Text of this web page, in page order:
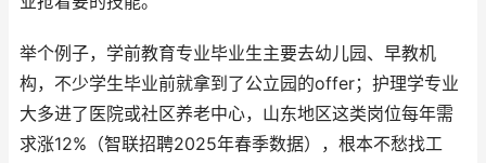
举个例子，学前教育专业毕业生主要去幼儿园、早教机
构，不少学生毕业前就拿到了公立园的offer；护理学专业
大多进了医院或社区养老中心，山东地区这类岗位每年需
求涨12%（智联招聘2025年春季数据），根本不愁找工